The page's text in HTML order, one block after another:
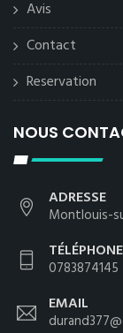
Avis
Contact
Reservation
NOUS
ADRESSE
Montlouis-
TÉLÉPHONE
0783874145
EMAIL